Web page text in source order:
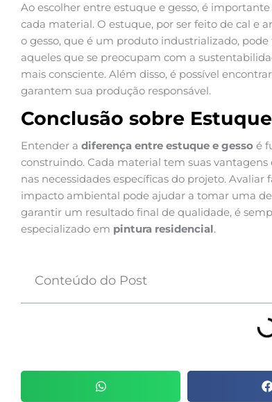
Ao escolher entre estuque e gesso, é
cada material. O estuque, por ser feito de cal e
o gesso, que é um produto industrializado,
aqueles que se preocupam com a
mais consciente. Além disso, é possível
garantem sua produção responsável.
Conclusão sobre
Entender a diferença entre estuque e gesso é
construindo. Cada material tem suas vantagens
nas necessidades específicas do projeto.
impacto ambiental pode ajudar a tomar uma
garantir um resultado final de qualidade, é
especializado em pintura residencial.
Conteúdo do Post